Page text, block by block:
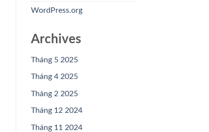
WordPress.org
Archives
Tháng 5 2025
Tháng 4 2025
Tháng 2 2025
Tháng 12 2024
Tháng 11 2024